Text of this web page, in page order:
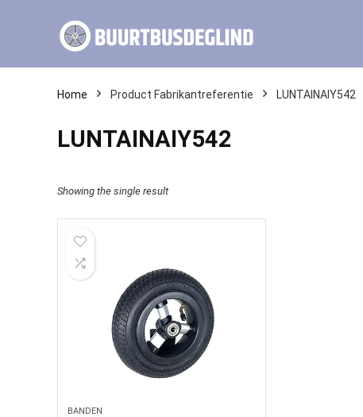
Home Product Fabrikantreferentie LUNTAINAIY542
LUNTAINAIY542
Showing the single result
BANDEN